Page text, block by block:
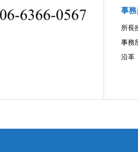
事
所長
事務
沿革